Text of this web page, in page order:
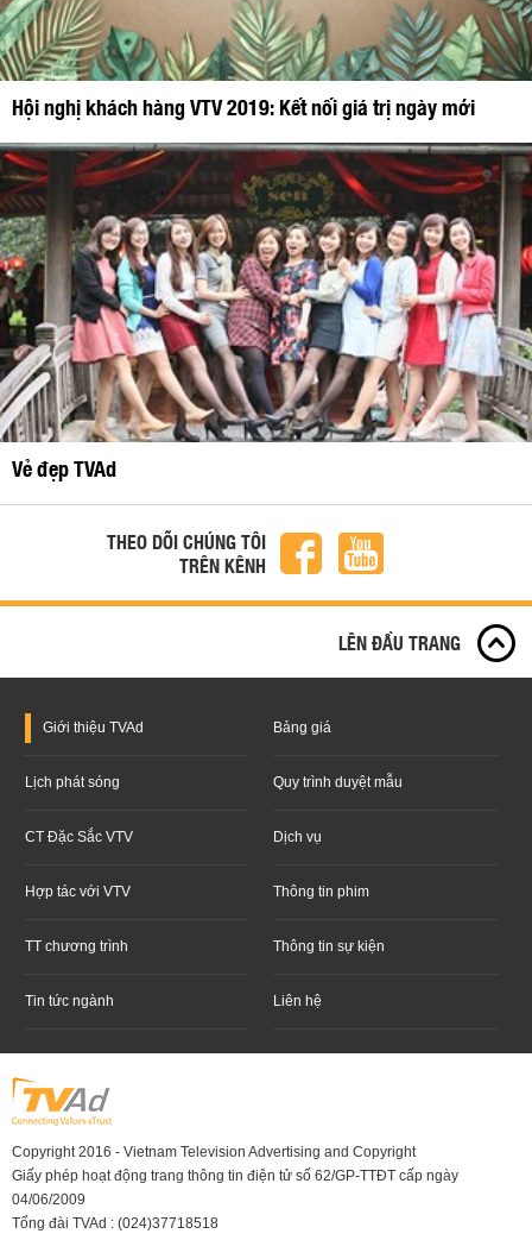
Hội nghị khách hàng VTV 2019: Kết nối giá trị ngày mới
Vẻ đẹp TVAd
THEO DÕI CHÚNG TÔI
TRÊN KÊNH
LÊN ĐẦU TRANG
Giới thiệu TVAd Bảng giá
Lịch phát sóng Quy trình duyệt mẫu
CT Đặc Sắc VTV Dịch vụ
Hợp tác với VTV Thông tin phim
TT chương trình Thông tin sự kiện
Tin tức ngành Liên hệ
Copyright 2016 - Vietnam Television Advertising and Copyright
Giấy phép hoạt động trang thông tin điện tử số 62/GP-TTĐT cấp ngày
04/06/2009
Tổng đài TVAd : (024)37718518